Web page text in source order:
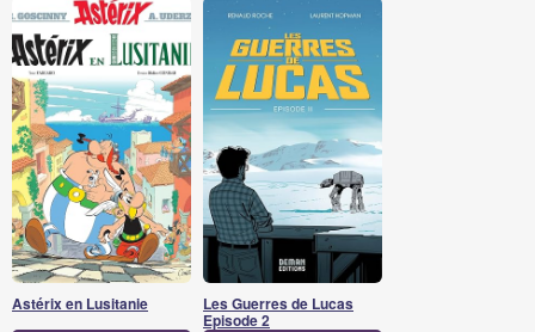
Astérix en Lusitanie Les Guerres de Lucas
Episode 2